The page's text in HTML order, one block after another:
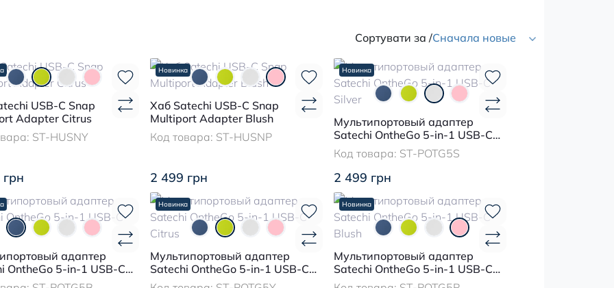
Сортувати за /Сначала новые
USB-C Snap
Adapter Citrus
ST-HUSNY
Новинка
Хаб Satechi USB-C Snap
Multiport Adapter Blush
Код товара: ST-HUSNP
2 499 грн
Новинка
Мультипортовый адаптер
Satechi OntheGo 5-in-1 USB-C
Silver
Код товара: ST-POTG5S
2 499 грн
адаптер
OntheGo 5-in-1 USB-C
Новинка
Мультипортовый адаптер
Satechi OntheGo 5-in-1 USB-C
Citrus
Новинка
Мультипортовый адаптер
Satechi OntheGo 5-in-1 USB-C
Blush